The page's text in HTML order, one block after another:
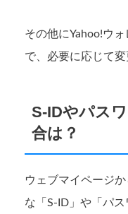
その他にYahoo!ウ
で、必要に応じて変
S-IDやパス
合は？
ウェブマイページ
な「S-ID」や「パ